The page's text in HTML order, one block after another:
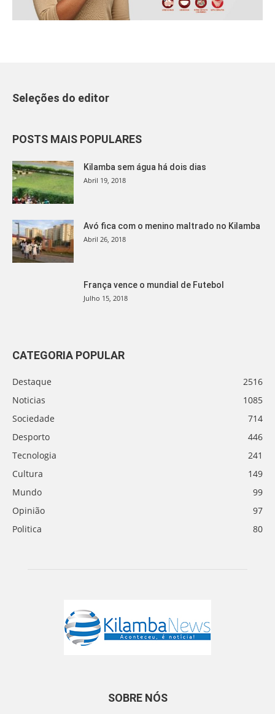
Seleções do editor
POSTS MAIS POPULARES
Kilamba sem água há dois dias
Abril 19, 2018
Avó fica com o menino maltrado no Kilamba
Abril 26, 2018
França vence o mundial de Futebol
Julho 15, 2018
CATEGORIA POPULAR
Destaque
2516
Noticias
1085
Sociedade
714
Desporto
446
Tecnologia
241
Cultura
149
Mundo
99
Opinião
97
Politica
80
SOBRE NÓS